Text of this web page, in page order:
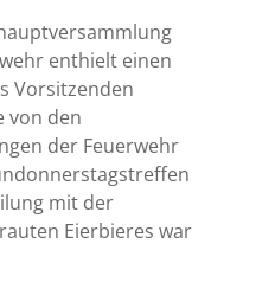
enthielt einen
Vorsitzenden
von den
der Feuerwehr
mit der
Eierbieres war